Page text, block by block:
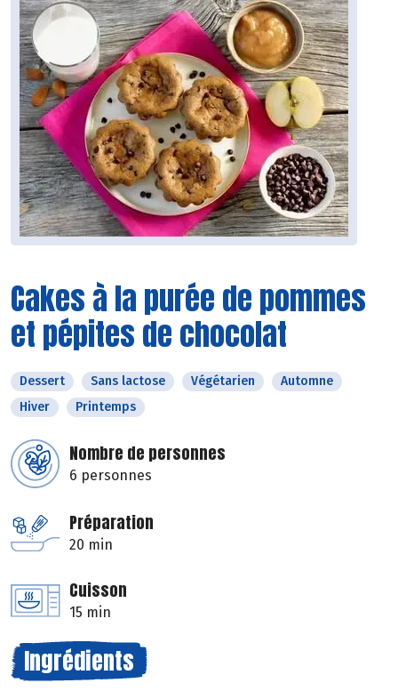
Cakes à la purée de pommes
et pépites de chocolat
Dessert Sans lactose Végétarien
Automne
Hiver
Printemps
Nombre de personnes
6 personnes
Préparation
20 min
Cuisson
15 min
Ingrédients